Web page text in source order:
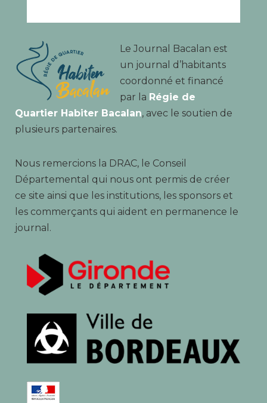
Le Journal Bacalan est
un journal d’habitants
coordonné et financé
par la Régie de
Quartier Habiter Bacalan, avec le soutien de
plusieurs partenaires.
Nous remercions la DRAC, le Conseil
Départemental qui nous ont permis de créer
ce site ainsi que les institutions, les sponsors et
les commerçants qui aident en permanence le
journal.